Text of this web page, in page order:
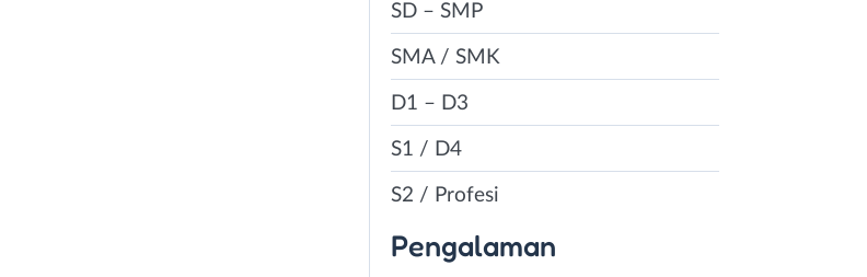
SD – SMP
SMA / SMK
D1 – D3
S1 / D4
S2 / Profesi
Pengalaman